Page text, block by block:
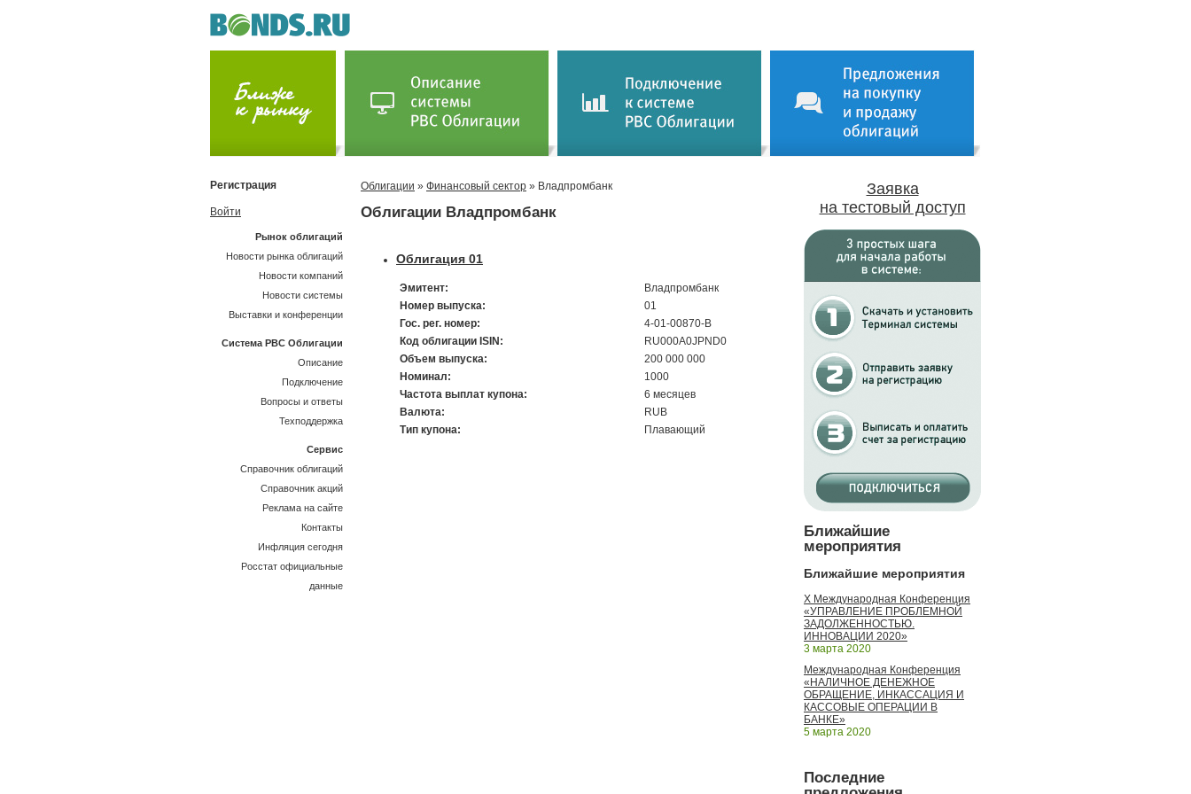
Облигации » Финансовый сектор » Владпромбанк
Облигации Владпромбанк
Облигация 01
Эмитент:
Владпромбанк
Номер выпуска:
01
Гос. рег. номер:
4-01-00870-В
Код облигации ISIN:
RU000A0JPND0
Объем выпуска:
200 000 000
Номинал:
1000
Частота выплат купона:
6 месяцев
Валюта:
RUB
Тип купона:
Плавающий
Заявка
на тестовый доступ
Ближайшие
мероприятия
Ближайшие мероприятия
X Международная Конференция
«УПРАВЛЕНИЕ ПРОБЛЕМНОЙ
ЗАДОЛЖЕННОСТЬЮ.
ИННОВАЦИИ 2020»
3 марта 2020
Международная Конференция
«НАЛИЧНОЕ ДЕНЕЖНОЕ
ОБРАЩЕНИЕ, ИНКАССАЦИЯ И
КАССОВЫЕ ОПЕРАЦИИ В
БАНКЕ»
5 марта 2020
Последние
Регистрация
Войти
Рынок облигаций
Новости рынка облигаций
Новости компаний
Новости системы
Выставки и конференции
Система РВС Облигации
Описание
Подключение
Вопросы и ответы
Техподдержка
Сервис
Справочник облигаций
Справочник акций
Реклама на сайте
Контакты
Инфляция сегодня
Росстат официальные
данные